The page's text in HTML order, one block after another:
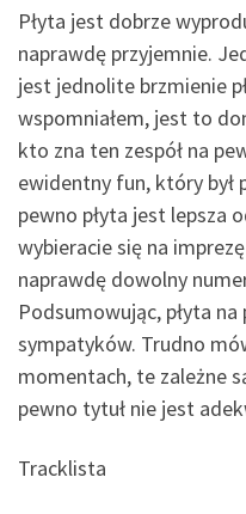
Płyta jest dobrze
naprawdę przyjemnie.
jest jednolite brzmienie
wspomniałem, jest to
kto zna ten zespół na
ewidentny fun, który był
pewno płyta jest lepsza
wybieracie się na
naprawdę dowolny
Podsumowując, płyta
sympatyków. Trudno
momentach, te zależne
pewno tytuł nie jest
Tracklista